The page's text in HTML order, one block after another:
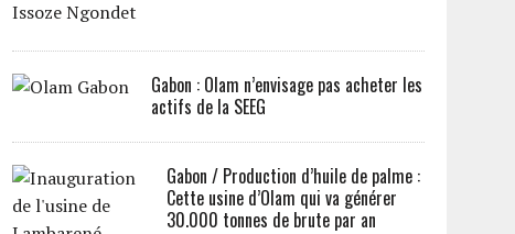
Gabon : Olam n’envisage pas acheter les
actifs de la SEEG
Gabon / Production d’huile de palme :
Cette usine d’Olam qui va générer
30.000 tonnes de brute par an